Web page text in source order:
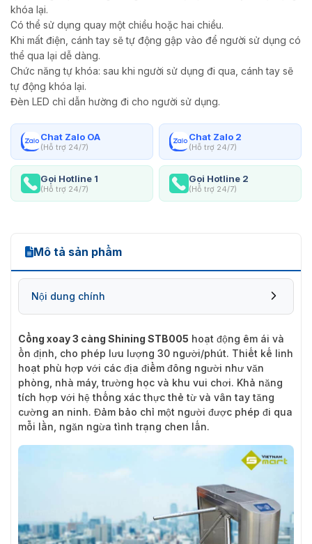
khóa lại.
Có thể sử dụng quay một chiều hoặc hai chiều.
Khi mất điện, cánh tay sẽ tự động gập vào để người sử dụng có
thể qua lại dễ dàng.
Chức năng tự khóa: sau khi người sử dụng đi qua, cánh tay sẽ
tự động khóa lại.
Đèn LED chỉ dẫn hường đi cho người sử dụng.
Chat Zalo OA
(Hỗ trợ 24/7)
Chat Zalo 2
(Hỗ trợ 24/7)
Gọi Hotline 1
(Hỗ trợ 24/7)
Gọi Hotline 2
(Hỗ trợ 24/7)
Mô tả sản phẩm
Nội dung chính
Cổng xoay 3 càng Shining STB005 hoạt động êm ái và
ổn định, cho phép lưu lượng 30 người/phút. Thiết kế linh
hoạt phù hợp với các địa điểm đông người như văn
phòng, nhà máy, trường học và khu vui chơi. Khả năng
tích hợp với hệ thống xác thực thẻ từ và vân tay tăng
cường an ninh. Đảm bảo chỉ một người được phép đi qua
mỗi lần, ngăn ngừa tình trạng chen lấn.